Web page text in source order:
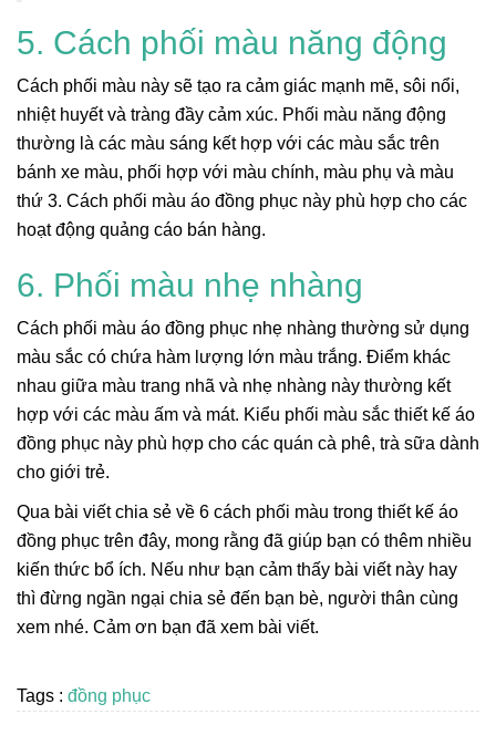
5. Cách phối màu năng động
Cách phối màu này sẽ tạo ra cảm giác mạnh mẽ, sôi nổi,
nhiệt huyết và tràng đầy cảm xúc. Phối màu năng động
thường là các màu sáng kết hợp với các màu sắc trên
bánh xe màu, phối hợp với màu chính, màu phụ và màu
thứ 3. Cách phối màu áo đồng phục này phù hợp cho các
hoạt động quảng cáo bán hàng.
6. Phối màu nhẹ nhàng
Cách phối màu áo đồng phục nhẹ nhàng thường sử dụng
màu sắc có chứa hàm lượng lớn màu trắng. Điểm khác
nhau giữa màu trang nhã và nhẹ nhàng này thường kết
hợp với các màu ấm và mát. Kiểu phối màu sắc thiết kế áo
đồng phục này phù hợp cho các quán cà phê, trà sữa dành
cho giới trẻ.
Qua bài viết chia sẻ về 6 cách phối màu trong thiết kế áo
đồng phục trên đây, mong rằng đã giúp bạn có thêm nhiều
kiến thức bổ ích. Nếu như bạn cảm thấy bài viết này hay
thì đừng ngần ngại chia sẻ đến bạn bè, người thân cùng
xem nhé. Cảm ơn bạn đã xem bài viết.
Tags : đồng phục